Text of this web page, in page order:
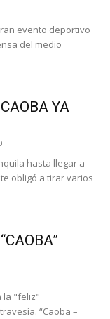
evento deportivo
del medio
YA
hasta llegar a
obligó a tirar varios
la "feliz"
“Caoba –